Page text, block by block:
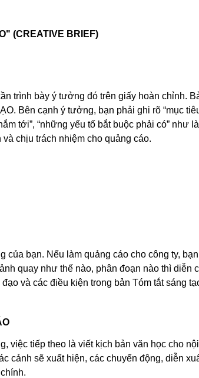
(CREATIVE BRIEF)
trình bày ý tưởng đó trên giấy hoàn chỉnh.
Bên cạnh ý tưởng, bạn phải ghi rõ “mục
tới”, “những yếu tố bắt buộc phải có”
chịu trách nhiệm cho quảng cáo.
bạn. Nếu làm quảng cáo cho công ty,
quay như thế nào, phân đoạn nào thì diễn
và các điều kiện trong bản Tóm tắt sáng
việc tiếp theo là viết kịch bản văn học cho
cảnh sẽ xuất hiện, các chuyển động, diễn